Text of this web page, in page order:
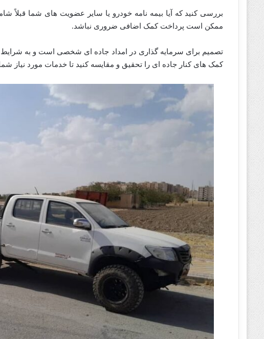
بررسی کنید که آیا بیمه نامه خودرو یا سایر عضویت های شما قبلاً
ممکن است پرداخت کمک اضافی ضروری نباشد.
تصمیم برای سرمایه گذاری در امداد جاده ای شخصی است و به
کمک های کنار جاده ای را تحقیق و مقایسه کنید تا خدمات مورد نیاز شما